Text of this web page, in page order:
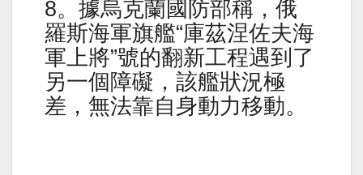
8。據烏克蘭國防部稱，俄
羅斯海軍旗艦“庫茲涅佐夫海
軍上將”號的翻新工程遇到了
另一個障礙，該艦狀況極
差，無法靠自身動力移動。